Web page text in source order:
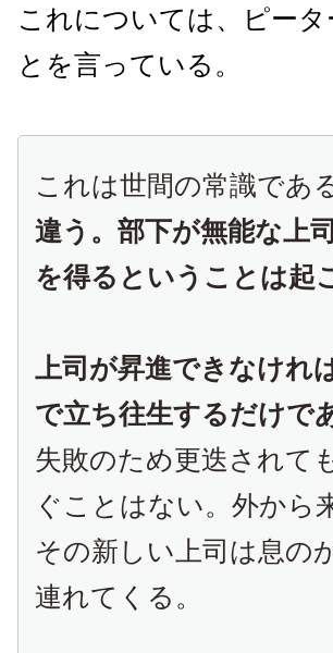
これについては、ピー
とを言っている。
これは世間の常識であ
違う。部下が無能な上
を得るということは起
上司が昇進できなけれ
で立ち往生するだけで
失敗のため更迭されて
ぐことはない。外から
その新しい上司は息の
連れてくる。